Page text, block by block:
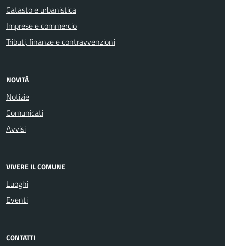
Catasto e urbanistica
Imprese e commercio
Tributi, finanze e contravvenzioni
NOVITÀ
Notizie
Comunicati
Avvisi
VIVERE IL COMUNE
Luoghi
Eventi
CONTATTI